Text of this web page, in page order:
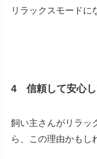
リラックスモードに
4 信頼して安心し
飼い主さんがリラッ
ら、この理由かもし